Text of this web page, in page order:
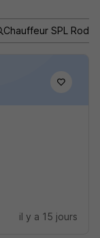
Chauffeur SPL Rodez
il y a 15 jours